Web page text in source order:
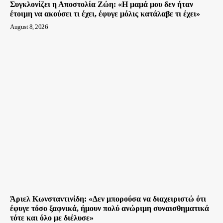
Συγκλονίζει η Αποστολία Ζώη: «Η μαμά μου δεν ήταν
έτοιμη να ακούσει τι έχει, έφυγε μόλις κατάλαβε τι έχει»
August 8, 2026
Άριελ Κωνσταντινίδη: «Δεν μπορούσα να διαχειριστώ ότι
έφυγε τόσο ξαφνικά, ήμουν πολύ ανώριμη συναισθηματικά
τότε και όλο με διέλυσε»